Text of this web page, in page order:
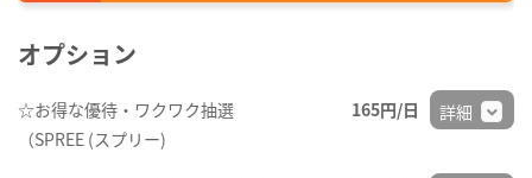
オプション
☆お得な優待・ワクワク抽選
（SPREE (スプリー)
165円/日 詳細